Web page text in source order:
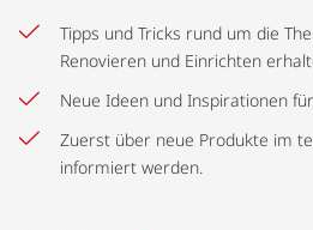
Tipps und Tricks rund um die
Renovieren und Einrichten
Neue Ideen und Inspirationen
Zuerst über neue Produkte im
informiert werden.